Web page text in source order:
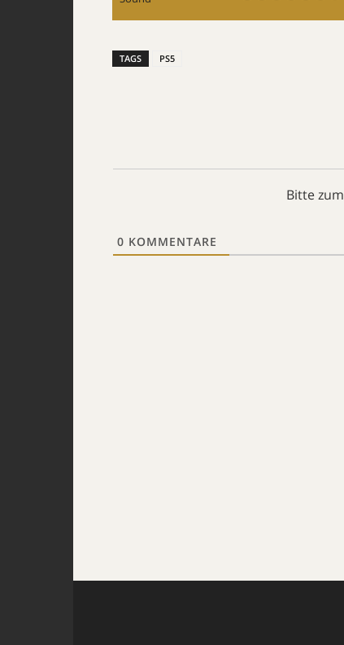
TAGS PS5
Bitte
0 KOMMENTARE